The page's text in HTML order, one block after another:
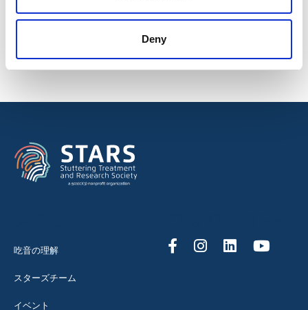
Deny
吃音の理解
スターズチーム
イベント